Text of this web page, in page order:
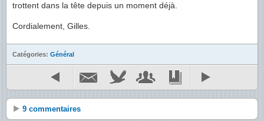
trottent dans la tête depuis un moment déjà.
Cordialement, Gilles.
Catégories: Général
9 commentaires